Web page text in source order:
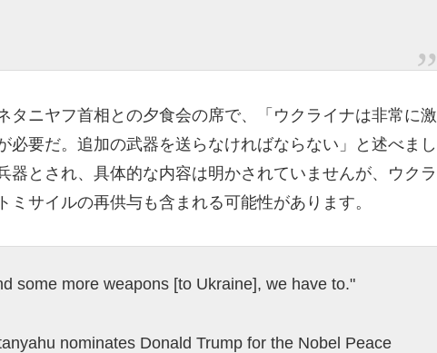
タニヤフ首相との夕食会の席で、「ウクライナは非常に激
必要だ。追加の武器を送らなければならない」と述べまし
器とされ、具体的な内容は明かされていませんが、ウクラ
ミサイルの再供与も含まれる可能性があります。
some more weapons [to Ukraine], we have to."
nominates Donald Trump for the Nobel Peace